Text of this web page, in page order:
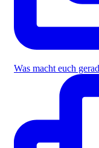
Was macht euch